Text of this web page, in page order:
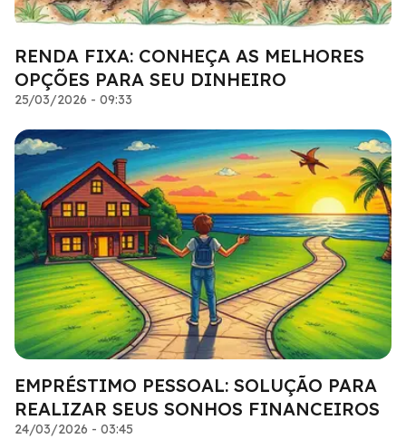
RENDA FIXA: CONHEÇA AS MELHORES
OPÇÕES PARA SEU DINHEIRO
25/03/2026 - 09:33
EMPRÉSTIMO PESSOAL: SOLUÇÃO PARA
REALIZAR SEUS SONHOS FINANCEIROS
24/03/2026 - 03:45